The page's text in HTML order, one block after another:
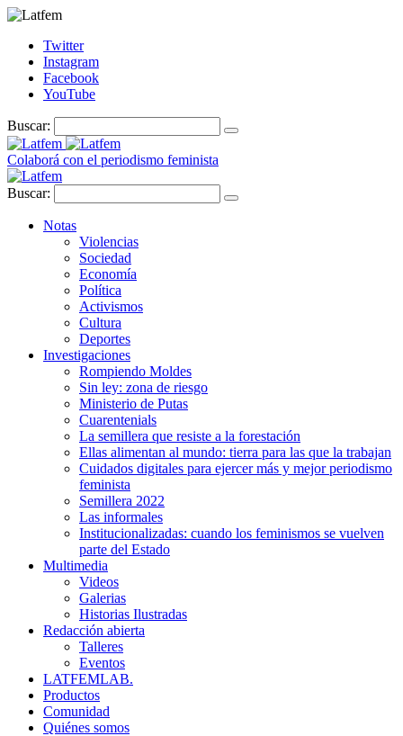
Twitter
Instagram
Facebook
YouTube
Buscar:
Colaborá con el periodismo feminista
Buscar:
Notas
Violencias
Sociedad
Economía
Política
Activismos
Cultura
Deportes
Investigaciones
Rompiendo Moldes
Sin ley: zona de riesgo
Ministerio de Putas
Cuarentenials
La semillera que resiste a la forestación
Ellas alimentan al mundo: tierra para las que la trabajan
Cuidados digitales para ejercer más y mejor periodismo
feminista
Semillera 2022
Las informales
Institucionalizadas: cuando los feminismos se vuelven
parte del Estado
Multimedia
Videos
Galerias
Historias Ilustradas
Redacción abierta
Talleres
Eventos
LATFEMLAB.
Productos
Comunidad
Quiénes somos